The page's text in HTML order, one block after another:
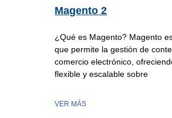
Magento 2
¿Qué es Magento? Magento
que permite la gestión de
comercio electrónico,
flexible y escalable sobre
VER MÁS